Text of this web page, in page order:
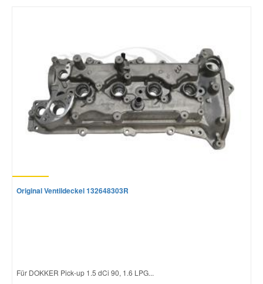
Original Ventildeckel 132648303R
Für DOKKER Pick-up 1.5 dCi 90, 1.6 LPG...